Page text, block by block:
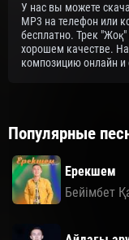
У нас вы можете
MP3 на телефон или
бесплатно. Трек
хорошем качестве.
композицию онлайн и
Популярные
Ерекшем
Бейімбет